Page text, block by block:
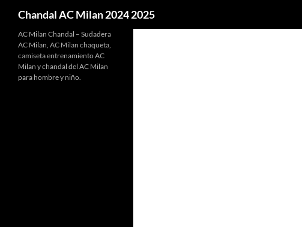
Chandal AC Milan 2024 2025
AC Milan Chandal – Sudadera
AC Milan, AC Milan chaqueta,
camiseta entrenamiento AC
Milan y chandal del AC Milan
para hombre y niño.